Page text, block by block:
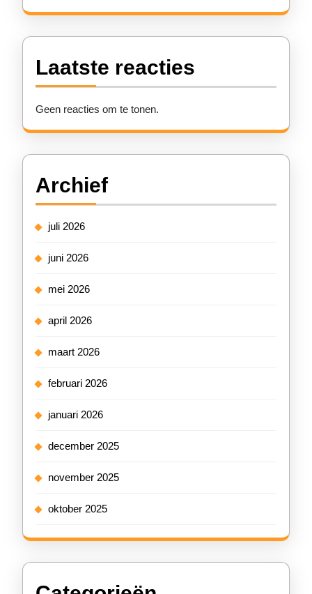
Laatste reacties
Geen reacties om te tonen.
Archief
juli 2026
juni 2026
mei 2026
april 2026
maart 2026
februari 2026
januari 2026
december 2025
november 2025
oktober 2025